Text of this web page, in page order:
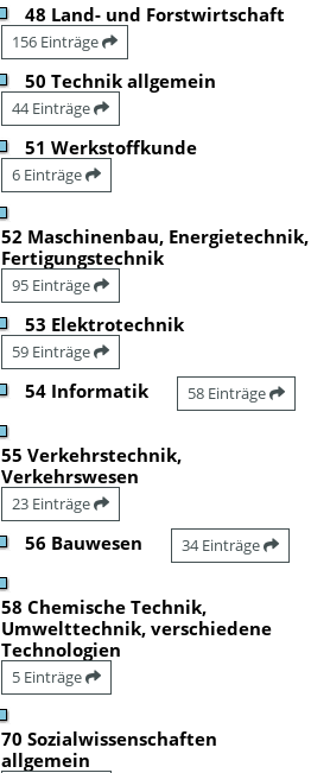
48 Land- und Forstwirtschaft
156 Einträge
50 Technik allgemein
44 Einträge
51 Werkstoffkunde
6 Einträge
52 Maschinenbau, Energietechnik,
Fertigungstechnik
95 Einträge
53 Elektrotechnik
59 Einträge
54 Informatik 58 Einträge
55 Verkehrstechnik,
Verkehrswesen
23 Einträge
56 Bauwesen 34 Einträge
58 Chemische Technik,
Umwelttechnik, verschiedene
Technologien
5 Einträge
70 Sozialwissenschaften
allgemein